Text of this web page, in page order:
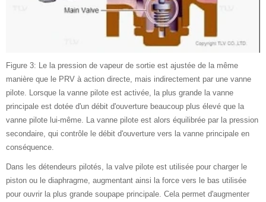
Figure 3: Le la pression de vapeur de sortie est ajustée de la même
manière que le PRV à action directe, mais indirectement par une vanne
pilote. Lorsque la vanne pilote est activée, la plus grande la vanne
principale est dotée d'un débit d'ouverture beaucoup plus élevé que la
vanne pilote lui-même. La vanne pilote est alors équilibrée par la pression
secondaire, qui contrôle le débit d'ouverture vers la vanne principale en
conséquence.
Dans les détendeurs pilotés, la valve pilote est utilisée pour charger le
piston ou le diaphragme, augmentant ainsi la force vers le bas utilisée
pour ouvrir la plus grande soupape principale. Cela permet d'augmenter